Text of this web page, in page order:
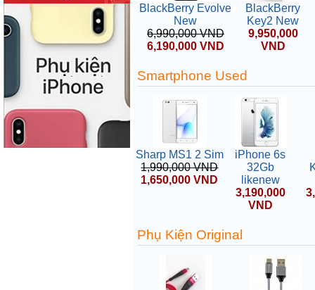
BlackBerry Evolve
New
6,990,000 VND
6,190,000 VND
BlackBerry
Key2 New
9,950,000
VND
Smartphone Used
Sharp MS1 2 Sim
1,990,000 VND
1,650,000 VND
iPhone 6s
32Gb
likenew
3,190,000
VND
Phụ Kiện Original